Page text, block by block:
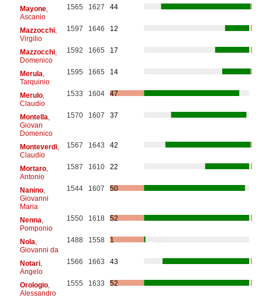
Mayone,
Ascanio
1565 1627 44
Mazzocchi,
Virgilio
1597 1646 12
Mazzocchi,
Domenico
1592 1665 17
Merula
Tarquinio
1595 1665 14
Merulo,
Claudio
1533 1604 47
Montella
Giovan
Domenico
1570 1607 37
Monteverdi,
Claudio
1567 1643 42
Mortaro,
Antonio
1587 1610 22
Nanino,
Giovanni
Maria
1544 1607 50
Nenna
Pomponio
1550 1618 52
Nola
Giovanni da
1488 1558 1
Notari,
Angelo
1566 1663 43
Orologio,
Alessandro
1555 1633 52